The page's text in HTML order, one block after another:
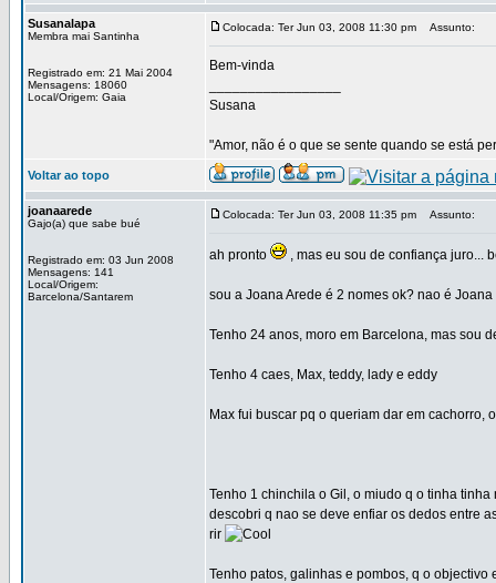
Susanalapa
Membra mai Santinha
Registrado em: 21 Mai 2004
Mensagens: 18060
Local/Origem: Gaia
Colocada: Ter Jun 03, 2008 11:30 pm Assunto:
Bem-vinda
Susana
"Amor, não é o que se sente quando se está
Voltar ao topo
joanaarede
Gajo(a) que sabe bué
Registrado em: 03 Jun 2008
Mensagens: 141
Local/Origem:
Barcelona/Santarem
Colocada: Ter Jun 03, 2008 11:35 pm Assunto:
ah pronto , mas eu sou de confiança juro...
sou a Joana Arede é 2 nomes ok? nao é
Tenho 24 anos, moro em Barcelona, mas sou
Tenho 4 caes, Max, teddy, lady e eddy
Max fui buscar pq o queriam dar em cachorro,
Tenho 1 chinchila o Gil, o miudo q o tinha
descobri q nao se deve enfiar os dedos entre
rir
Tenho patos, galinhas e pombos, q o